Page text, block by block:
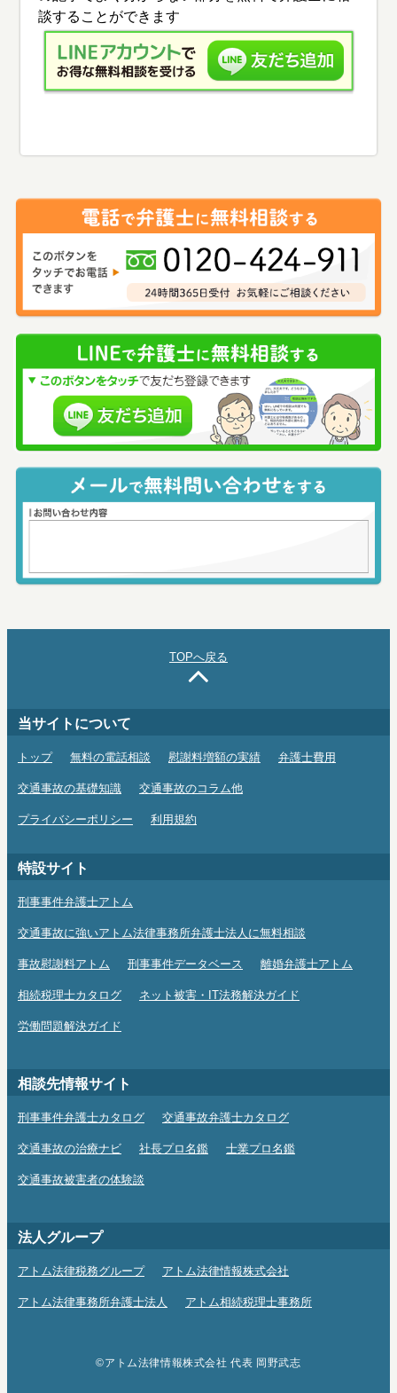
TOPへ戻る
当サイトについて
トップ 無料の電話相談 慰謝料増額の実績 弁護士費用
交通事故の基礎知識 交通事故のコラム他
プライバシーポリシー 利用規約
特設サイト
刑事事件弁護士アトム
交通事故に強いアトム法律事務所弁護士法人に無料相談
事故慰謝料アトム 刑事事件データベース 離婚弁護士アトム
相続税理士カタログ ネット被害・IT法務解決ガイド
労働問題解決ガイド
相談先情報サイト
刑事事件弁護士カタログ 交通事故弁護士カタログ
交通事故の治療ナビ 社長プロ名鑑 士業プロ名鑑
交通事故被害者の体験談
法人グループ
アトム法律税務グループ アトム法律情報株式会社
アトム法律事務所弁護士法人 アトム相続税理士事務所
©アトム法律情報株式会社 代表 岡野武志